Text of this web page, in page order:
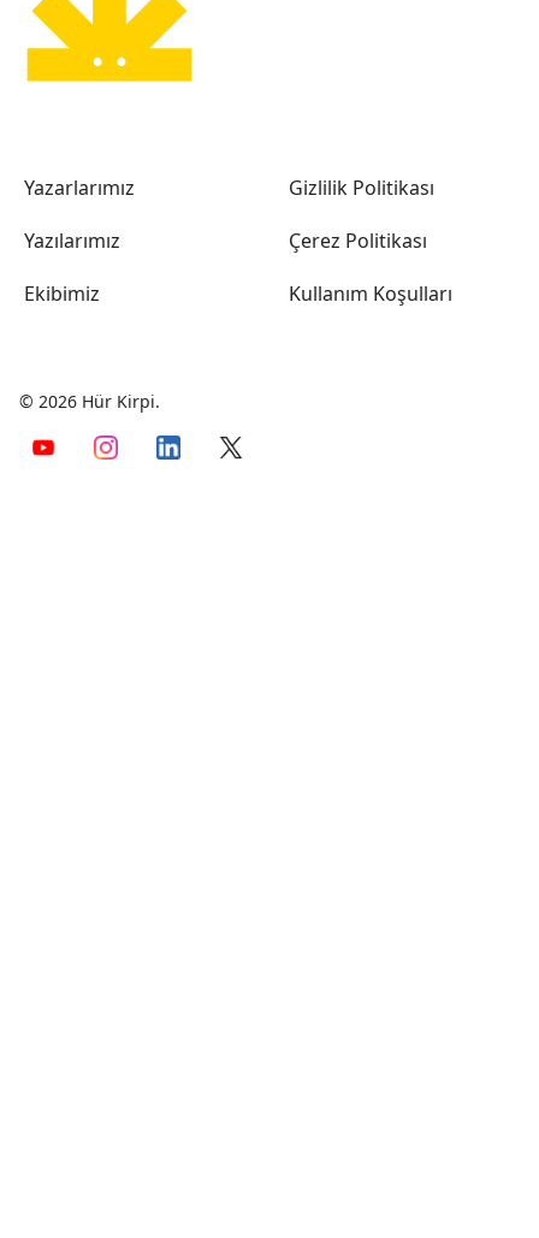
Yazarlarımız
Yazılarımız
Ekibimiz
Gizlilik Politikası
Çerez Politikası
Kullanım Koşulları
© 2026 Hür Kirpi.